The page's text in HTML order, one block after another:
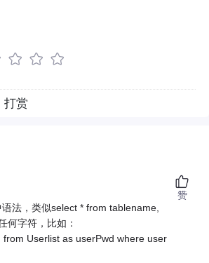
打赏
法，类似select * from tablename,
何字符，比如：
from Userlist as userPwd where user
赞